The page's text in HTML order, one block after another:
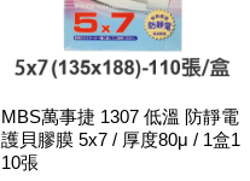
MBS萬事捷 1307 低溫 防靜電
護貝膠膜 5x7 / 厚度80μ / 1盒1
10張